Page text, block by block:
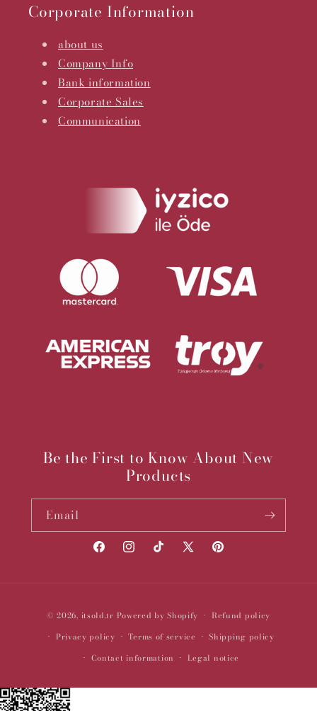
Corporate Information
about us
Company Info
Bank information
Corporate Sales
Communication
Be the First to Know About New
Products
Email
FacebookInstagramTikTokX
Pinterest
methods
© 2026, itsold.tr Powered by Shopify
Refund policy
Privacy policy
Terms of service
Shipping policy
Contact information
Legal notice